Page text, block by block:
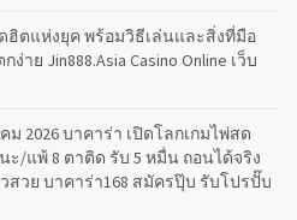
ฮิตแห่งยุค พร้อมวิธีเล่นและสิ่งที่มือ
ง่าย Jin888.asia Casino Online เว็บ
ม 2026 บาคาร่า เปิดโลกเกมไพ่สด
/แพ้ 8 ตาติด รับ 5 หมื่น ถอนได้จริง
สวย บาคาร่า168 สมัครปุ๊บ รับโปรปั๊บ